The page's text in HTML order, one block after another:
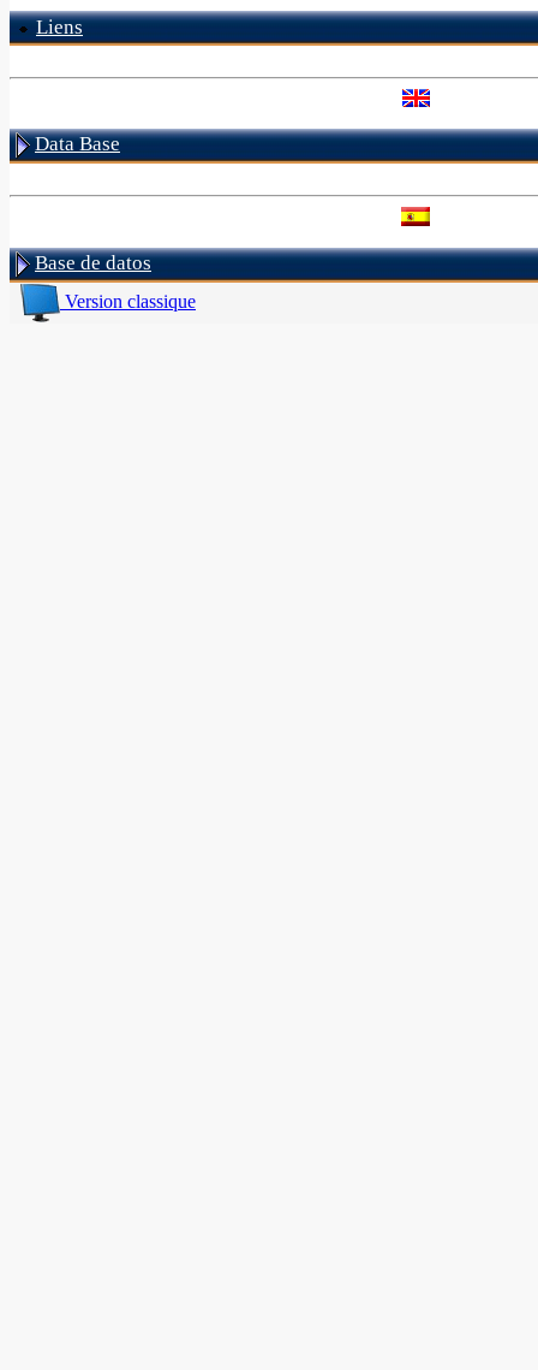
Liens
Data Base
Base de datos
Version classique